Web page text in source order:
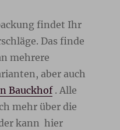
findet Ihr
Das finde
mehrere
aber auch
Bauckhof. Alle
mehr über die
kann hier